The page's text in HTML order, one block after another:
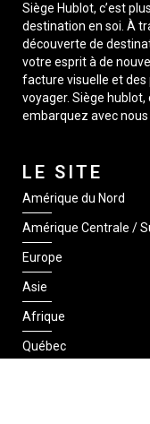
Siège Hublot, c’est
destination en soi. À
découverte de
votre esprit à de
facture visuelle et des
voyager. Siège
embarquez avec nous
LE SITE
Amérique du Nord
Amérique Centrale /
Europe
Asie
Afrique
Québec